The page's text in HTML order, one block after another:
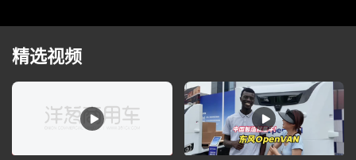
精选视频